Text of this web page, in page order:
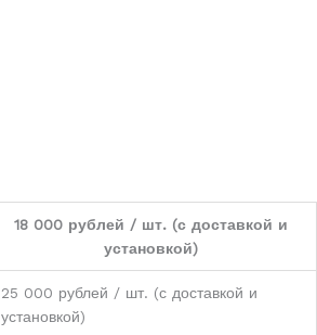
18 000 рублей / шт. (с доставкой и
установкой)
25 000 рублей / шт. (с доставкой и
установкой)